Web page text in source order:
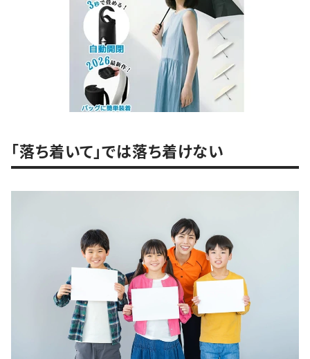
「落ち着いて」では落ち着けない